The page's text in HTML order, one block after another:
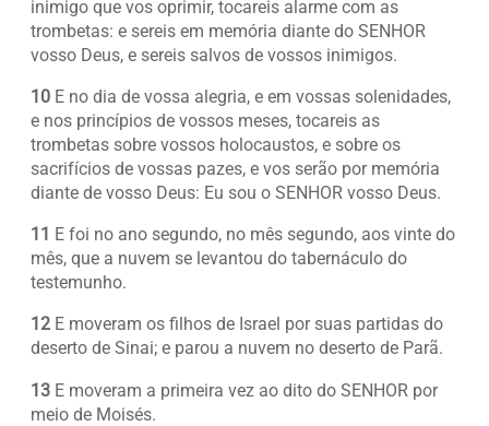
inimigo que vos oprimir, tocareis alarme com as
trombetas: e sereis em memória diante do SENHOR
vosso Deus, e sereis salvos de vossos inimigos.
10 E no dia de vossa alegria, e em vossas solenidades,
e nos princípios de vossos meses, tocareis as
trombetas sobre vossos holocaustos, e sobre os
sacrifícios de vossas pazes, e vos serão por memória
diante de vosso Deus: Eu sou o SENHOR vosso Deus.
11 E foi no ano segundo, no mês segundo, aos vinte do
mês, que a nuvem se levantou do tabernáculo do
testemunho.
12 E moveram os filhos de Israel por suas partidas do
deserto de Sinai; e parou a nuvem no deserto de Parã.
13 E moveram a primeira vez ao dito do SENHOR por
meio de Moisés.